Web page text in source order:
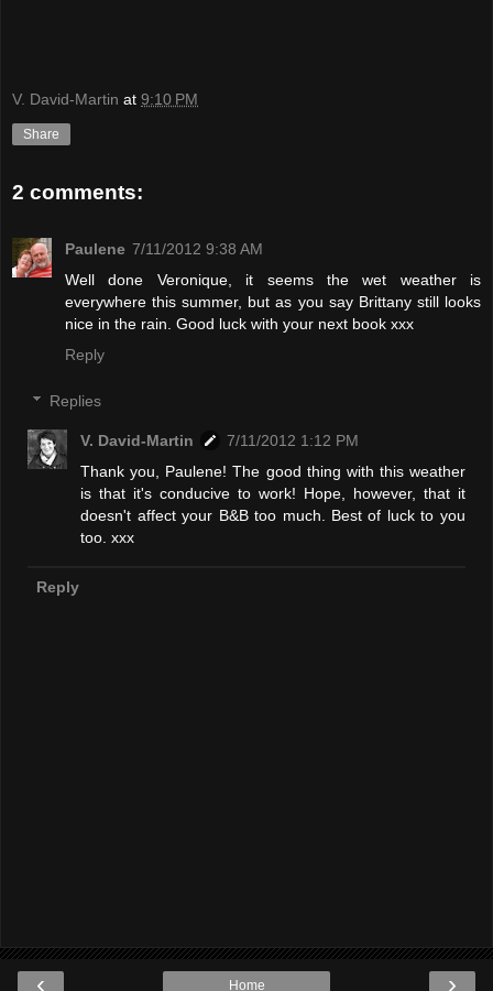
V. David-Martin at 9:10 PM
Share
2 comments:
Paulene 7/11/2012 9:38 AM
Well done Veronique, it seems the wet weather is
everywhere this summer, but as you say Brittany still looks
nice in the rain. Good luck with your next book xxx
Reply
Replies
V. David-Martin
7/11/2012 1:12 PM
Thank you, Paulene! The good thing with this weather
is that it's conducive to work! Hope, however, that it
doesn't affect your B&B too much. Best of luck to you
too. xxx
Reply
‹ ›
Home